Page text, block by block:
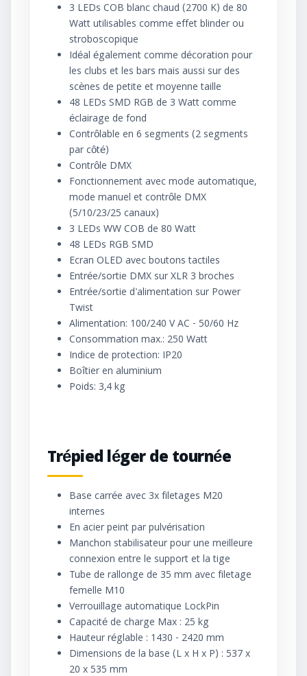
3 LEDs COB blanc chaud (2700 K) de 80
Watt utilisables comme effet blinder ou
stroboscopique
Idéal également comme décoration pour
les clubs et les bars mais aussi sur des
scènes de petite et moyenne taille
48 LEDs SMD RGB de 3 Watt comme
éclairage de fond
Contrôlable en 6 segments (2 segments
par côté)
Contrôle DMX
Fonctionnement avec mode automatique,
mode manuel et contrôle DMX
(5/10/23/25 canaux)
3 LEDs WW COB de 80 Watt
48 LEDs RGB SMD
Ecran OLED avec boutons tactiles
Entrée/sortie DMX sur XLR 3 broches
Entrée/sortie d'alimentation sur Power
Twist
Alimentation: 100/240 V AC - 50/60 Hz
Consommation max.: 250 Watt
Indice de protection: IP20
Boîtier en aluminium
Poids: 3,4 kg
Trépied léger de tournée
Base carrée avec 3x filetages M20
internes
En acier peint par pulvérisation
Manchon stabilisateur pour une meilleure
connexion entre le support et la tige
Tube de rallonge de 35 mm avec filetage
femelle M10
Verrouillage automatique LockPin
Capacité de charge Max : 25 kg
Hauteur réglable : 1430 - 2420 mm
Dimensions de la base (L x H x P) : 537 x
20 x 535 mm